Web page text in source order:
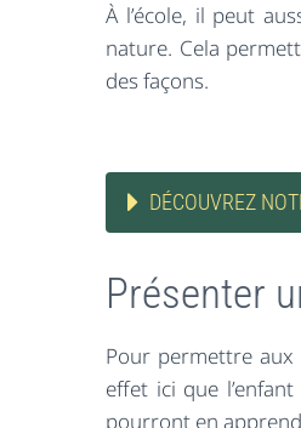
À l’école, il peut
nature. Cela
des façons.
DÉCOUVREZ
Présenter
Pour permettre aux
effet ici que
pourront en